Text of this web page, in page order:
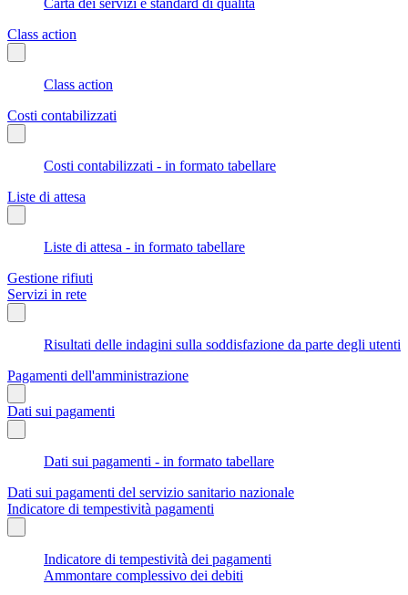
Class action
Class action
Costi contabilizzati
Costi contabilizzati - in formato tabellare
Liste di attesa
Liste di attesa - in formato tabellare
Gestione rifiuti
Servizi in rete
Risultati delle indagini sulla soddisfazione da parte degli utenti
Pagamenti dell'amministrazione
Dati sui pagamenti
Dati sui pagamenti - in formato tabellare
Dati sui pagamenti del servizio sanitario nazionale
Indicatore di tempestività pagamenti
Indicatore di tempestività dei pagamenti
Ammontare complessivo dei debiti